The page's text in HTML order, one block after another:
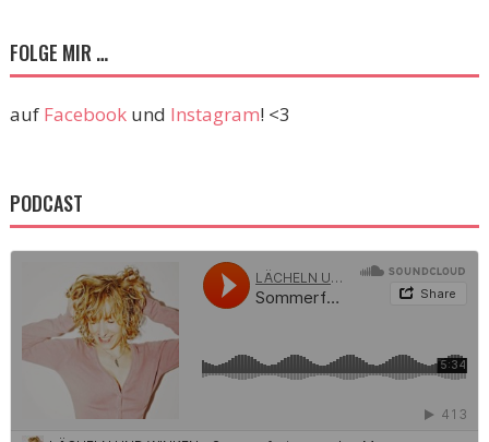
FOLGE MIR …
auf Facebookund Instagram! <3
PODCAST